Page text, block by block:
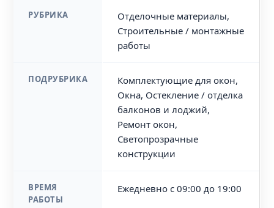
РУБРИКА
Отделочные материалы,
Строительные / монтажные
работы
ПОДРУБРИКА
Комплектующие для окон,
Окна, Остекление / отделка
балконов и лоджий,
Ремонт окон,
Светопрозрачные
конструкции
ВРЕМЯ
РАБОТЫ
Ежедневно с 09:00 до 19:00